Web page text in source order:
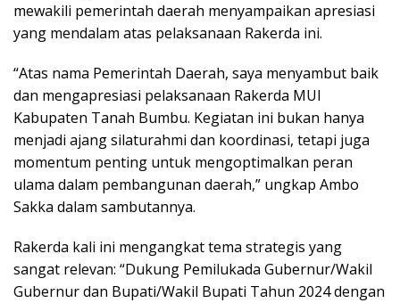
mewakili pemerintah daerah menyampaikan apresiasi
yang mendalam atas pelaksanaan Rakerda ini.
“Atas nama Pemerintah Daerah, saya menyambut baik
dan mengapresiasi pelaksanaan Rakerda MUI
Kabupaten Tanah Bumbu. Kegiatan ini bukan hanya
menjadi ajang silaturahmi dan koordinasi, tetapi juga
momentum penting untuk mengoptimalkan peran
ulama dalam pembangunan daerah,” ungkap Ambo
Sakka dalam sambutannya.
Rakerda kali ini mengangkat tema strategis yang
sangat relevan: “Dukung Pemilukada Gubernur/Wakil
Gubernur dan Bupati/Wakil Bupati Tahun 2024 dengan